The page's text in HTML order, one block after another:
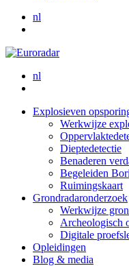
nl
nl
Explosieven
Werkwijze
Dieptedetectie
Benaderen
Begeleiden
Ruimingskaart
Grondradaronderzoek
Werkwijze
Archeologisch
Digitale
Opleidingen
Blog & media